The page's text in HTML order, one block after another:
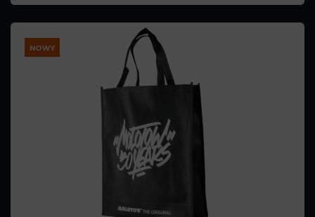
NOWY